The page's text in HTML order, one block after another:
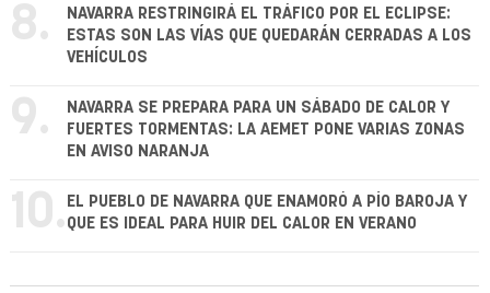
8.
NAVARRA RESTRINGIRÁ EL TRÁFICO POR EL ECLIPSE:
ESTAS SON LAS VÍAS QUE QUEDARÁN CERRADAS A LOS
VEHÍCULOS
9.
NAVARRA SE PREPARA PARA UN SÁBADO DE CALOR Y
FUERTES TORMENTAS: LA AEMET PONE VARIAS ZONAS
EN AVISO NARANJA
10. EL PUEBLO DE NAVARRA QUE ENAMORÓ A PÍO BAROJA Y
QUE ES IDEAL PARA HUIR DEL CALOR EN VERANO